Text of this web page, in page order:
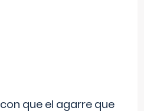
que el agarre que